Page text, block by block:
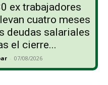
ex trabajadores
cuatro meses
deudas salariales
el cierre...
- 07/08/2026